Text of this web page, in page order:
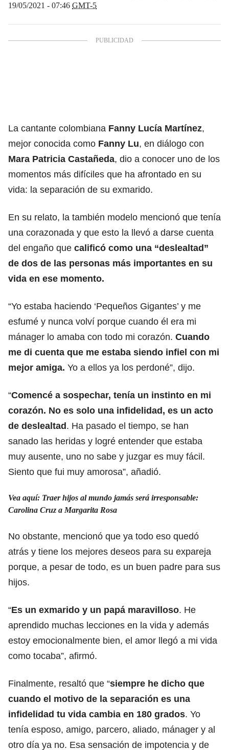
19/05/2021 - 07:46 GMT-5
La cantante colombiana Fanny Lucía Martínez,
mejor conocida como Fanny Lu, en diálogo con
Mara Patricia Castañeda, dio a conocer uno de los
momentos más difíciles que ha afrontado en su
vida: la separación de su exmarido.
En su relato, la también modelo mencionó que tenía
una corazonada y que esto la llevó a darse cuenta
del engaño que calificó como una “deslealtad”
de dos de las personas más importantes en su
vida en ese momento.
“Yo estaba haciendo ‘Pequeños Gigantes’ y me
esfumé y nunca volví porque cuando él era mi
mánager lo amaba con todo mi corazón. Cuando
me di cuenta que me estaba siendo infiel con mi
mejor amiga. Yo a ellos ya los perdoné”, dijo.
“Comencé a sospechar, tenía un instinto en mi
corazón. No es solo una infidelidad, es un acto
de deslealtad. Ha pasado el tiempo, se han
sanado las heridas y logré entender que estaba
muy ausente, uno no sabe y juzgar es muy fácil.
Siento que fui muy amorosa”, añadió.
Vea aquí: Traer hijos al mundo jamás será irresponsable:
Carolina Cruz a Margarita Rosa
No obstante, mencionó que ya todo eso quedó
atrás y tiene los mejores deseos para su expareja
porque, a pesar de todo, es un buen padre para sus
hijos.
“Es un exmarido y un papá maravilloso. He
aprendido muchas lecciones en la vida y además
estoy emocionalmente bien, el amor llegó a mi vida
como tocaba”, afirmó.
Finalmente, resaltó que “siempre he dicho que
cuando el motivo de la separación es una
infidelidad tu vida cambia en 180 grados. Yo
tenía esposo, amigo, parcero, aliado, mánager y al
otro día ya no. Esa sensación de impotencia y de